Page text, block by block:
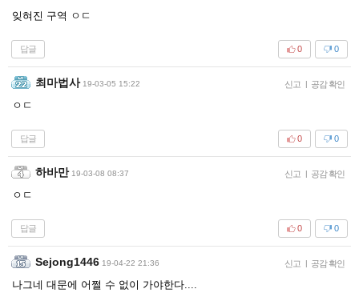
잊혀진 구역 ㅇㄷ
답글 0
0
최마법사 19-03-05 15:22 신고 | 공감 확인
ㅇㄷ
답글 0
0
하바만 19-03-08 08:37 신고 | 공감 확인
ㅇㄷ
답글 0
0
Sejong1446 19-04-22 21:36 신고 | 공감 확인
나그네 대문에 어쩔 수 없이 가야한다....